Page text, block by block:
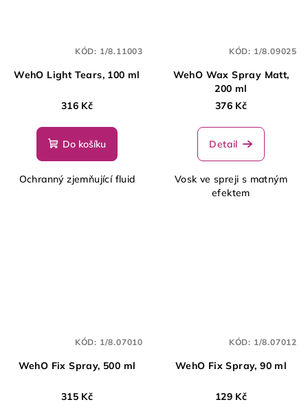
WehO Light Tears, 100 ml
316 Kč
Do košíku
Ochranný zjemňující fluid
KÓD: 1/8.11003
WehO Wax Spray Matt,
200 ml
376 Kč
Detail
Vosk ve spreji s matným
efektem
KÓD: 1/8.09025
WehO Fix Spray, 500 ml
315 Kč
KÓD: 1/8.07010
WehO Fix Spray, 90 ml
129 Kč
KÓD: 1/8.07012